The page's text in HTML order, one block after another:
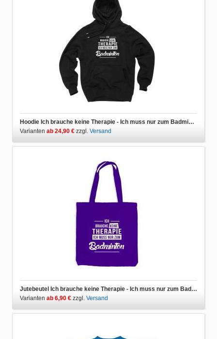
Hoodie Ich brauche keine Therapie - Ich muss nur zum Badminton
Varianten ab 24,90 € zzgl. Versand
Jutebeutel Ich brauche keine Therapie - Ich muss nur zum Badminton
Varianten ab 6,90 € zzgl. Versand